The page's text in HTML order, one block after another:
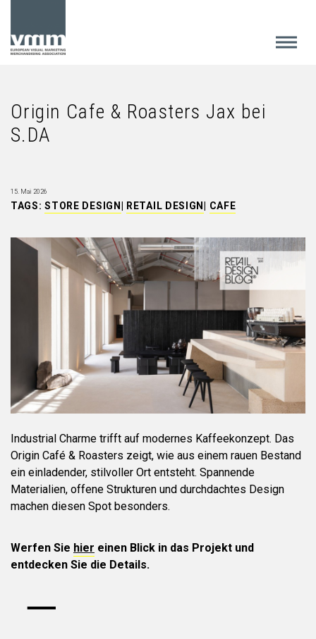
Origin Cafe & Roasters Jax bei
S.DA
15. Mai 2026
TAGS:STORE DESIGN RETAIL DESIGN CAFE
Industrial Charme trifft auf modernes Kaffeekonzept. Das
Origin Café & Roasters zeigt, wie aus einem rauen Bestand
ein einladender, stilvoller Ort entsteht. Spannende
Materialien, offene Strukturen und durchdachtes Design
machen diesen Spot besonders.
Werfen Sie hier einen Blick in das Projekt und
entdecken Sie die Details.